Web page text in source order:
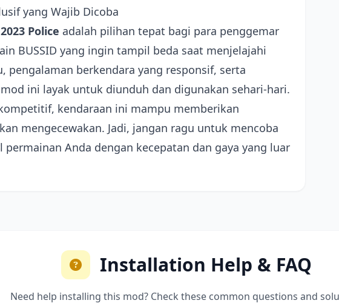
yang Wajib Dicoba
Police adalah pilihan tepat bagi para penggemar
BUSSID yang ingin tampil beda saat menjelajahi
pengalaman berkendara yang responsif, serta
ini layak untuk diunduh dan digunakan sehari-hari.
kendaraan ini mampu memberikan
mengecewakan. Jadi, jangan ragu untuk mencoba
Anda dengan kecepatan dan gaya yang luar
Installation Help & FAQ
Need help installing this mod? Check these common questions and